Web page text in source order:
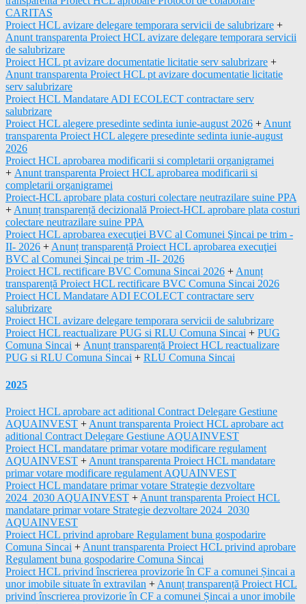
CARITAS
Proiect HCL avizare delegare temporara servicii de salubrizare +
Anunt transparenta Proiect HCL avizare delegare temporara servicii
de salubrizare
Proiect HCL pt avizare documentatie licitatie serv salubrizare +
Anunt transparenta Proiect HCL pt avizare documentatie licitatie
serv salubrizare
Proiect HCL Mandatare ADI ECOLECT contractare serv
salubrizare
Proiect HCL alegere presedinte sedinta iunie-august 2026 +Anunt
transparenta Proiect HCL alegere presedinte sedinta iunie-august
2026
Proiect HCL aprobarea modificarii si completarii organigramei
+ Anunt transparenta Proiect HCL aprobarea modificarii si
completarii organigramei
Proiect-HCL aprobare plata costuri colectare neutrazilare suine PPA
+Anunț transparență decizională Proiect-HCL aprobare plata costuri
colectare neutrazilare suine PPA
Proiect HCL aprobarea execuţiei BVC al Comunei Şincai pe trim -
II- 2026 +Anunț transparență Proiect HCL aprobarea execuţiei
BVC al Comunei Şincai pe trim -II- 2026
Proiect HCL rectificare BVC Comuna Sincai 2026 +Anunț
transparență Proiect HCL rectificare BVC Comuna Sincai 2026
Proiect HCL Mandatare ADI ECOLECT contractare serv
salubrizare
Proiect HCL avizare delegare temporara servicii de salubrizare
Proiect HCL reactualizare PUG si RLU Comuna Sincai + PUG
Comuna Sincai + Anunț transparență Proiect HCL reactualizare
PUG si RLU Comuna Sincai + RLU Comuna Sincai
2025
Proiect HCL aprobare act aditional Contract Delegare Gestiune
AQUAINVEST + Anunt transparenta Proiect HCL aprobare act
aditional Contract Delegare Gestiune AQUAINVEST
Proiect HCL mandatare primar votare modificare regulament
AQUAINVEST + Anunt transparenta Proiect HCL mandatare
primar votare modificare regulament AQUAINVEST
Proiect HCL mandatare primar votare Strategie dezvoltare
2024_2030 AQUAINVEST + Anunt transparenta Proiect HCL
mandatare primar votare Strategie dezvoltare 2024_2030
AQUAINVEST
Proiect HCL privind aprobare Regulament buna gospodarire
Comuna Sincai + Anunt transparenta Proiect HCL privind aprobare
Regulament buna gospodarire Comuna Sincai
Proiect HCL privind înscrierea provizorie în CF a comunei Șincai a
unor imobile situate în extravilan + Anunț transparență Proiect HCL
privind înscrierea provizorie în CF a comunei Șincai a unor imobile